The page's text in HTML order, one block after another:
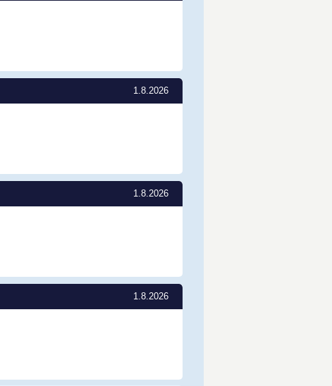
1.8.2026
1.8.2026
1.8.2026